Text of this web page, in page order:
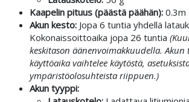
Kaapelin pituus (päästä päähän): 0.3m
Akun kesto:Jopa 6 tuntia yhdellä
Kokonaissoittoaika jopa 26 tuntia
keskitason äänenvoimakkuudella. Akun
käyttöaika vaihtelee käytöstä,
ympäristöolosuhteista riippuen.)
Akun tyyppi: